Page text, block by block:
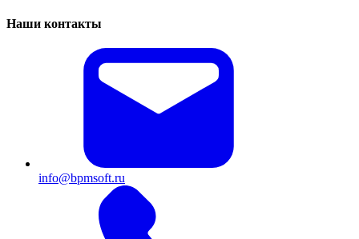
Наши контакты
info@bpmsoft.ru